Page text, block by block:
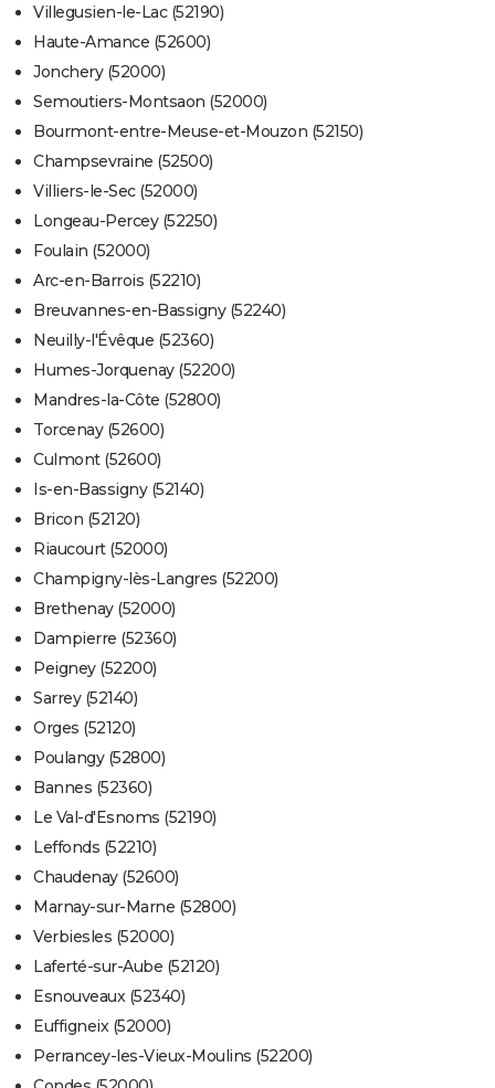
Villegusien-le-Lac (52190)
Haute-Amance (52600)
Jonchery (52000)
Semoutiers-Montsaon (52000)
Bourmont-entre-Meuse-et-Mouzon (52150)
Champsevraine (52500)
Villiers-le-Sec (52000)
Longeau-Percey (52250)
Foulain (52000)
Arc-en-Barrois (52210)
Breuvannes-en-Bassigny (52240)
Neuilly-l'Évêque (52360)
Humes-Jorquenay (52200)
Mandres-la-Côte (52800)
Torcenay (52600)
Culmont (52600)
Is-en-Bassigny (52140)
Bricon (52120)
Riaucourt (52000)
Champigny-lès-Langres (52200)
Brethenay (52000)
Dampierre (52360)
Peigney (52200)
Sarrey (52140)
Orges (52120)
Poulangy (52800)
Bannes (52360)
Le Val-d'Esnoms (52190)
Leffonds (52210)
Chaudenay (52600)
Marnay-sur-Marne (52800)
Verbiesles (52000)
Laferté-sur-Aube (52120)
Esnouveaux (52340)
Euffigneix (52000)
Perrancey-les-Vieux-Moulins (52200)